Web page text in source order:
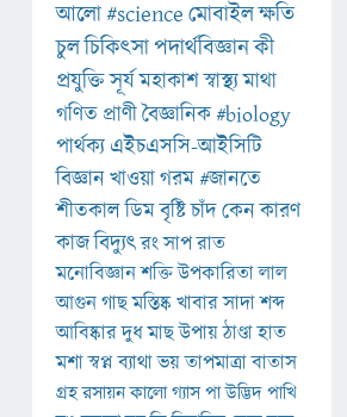
আলো#scienceমোবাইলক্ষতি
চুলচিকিৎসাপদার্থবিজ্ঞানকী
প্রযুক্তিসূর্যমহাকাশস্বাস্থ্যমাথা
গণিত প্রাণীবৈজ্ঞানিক#biology
পার্থক্য এইচএসসি-আইসিটি
বিজ্ঞানখাওয়াগরম#জানতে
শীতকালডিমবৃষ্টিচাঁদকেনকারণ
কাজবিদ্যুৎরংসাপরাত
মনোবিজ্ঞানশক্তিউপকারিতালাল
আগুনগাছমস্তিষ্কখাবারসাদাশব্দ
আবিষ্কারদুধমাছউপায়ঠাণ্ডাহাত
মশাস্বপ্নব্যাথাভয়তাপমাত্রাবাতাস
গ্রহরসায়নকালোগ্যাসপাউদ্ভিদপাখি